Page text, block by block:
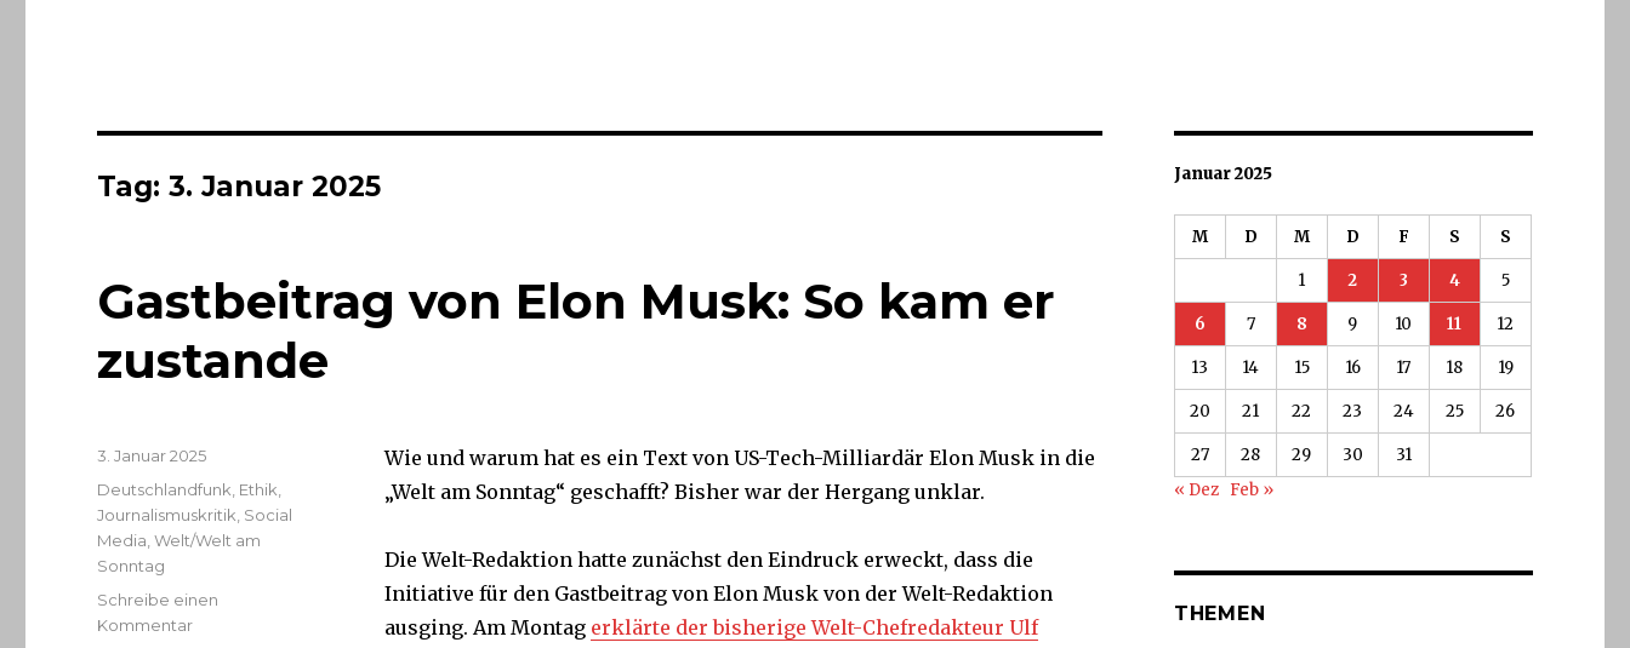
Tag:3. Januar 2025
Gastbeitrag von Elon Musk: So kam er
zustande
Wie und warum hat es ein Text von US-Tech-Milliardär Elon Musk in die
„Welt am Sonntag“ geschafft? Bisher war der Hergang unklar.
Die Welt-Redaktion hatte zunächst den Eindruck erweckt, dass die
Initiative für den Gastbeitrag von Elon Musk von der Welt-Redaktion
ausging. Am Montag erklärte der bisherige Welt-Chefredakteur Ulf
Veröffentlicht
3. Januar 2025
Kategorien
Deutschlandfunk Ethik
Journalismuskritik Social
Media ,Welt/Welt am
Sonntag
Schreibe einen
Kommentarzu
Januar 2025
M D M D F S S
1 2 3 4 5
6 7 8 9 10 11 12
13 14 15 16 17 18 19
20 21 22 23 24 25 26
27 28 29 30
31
« Dez Feb »
THEMEN